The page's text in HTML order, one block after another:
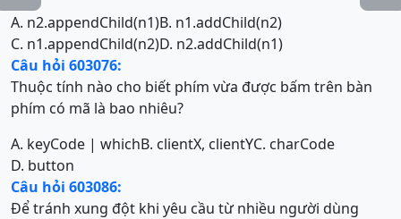
A. n2.appendChild(n1)B. n1.addChild(n2)
C. n1.appendChild(n2)D. n2.addChild(n1)
Câu hỏi 603076:
Thuộc tính nào cho biết phím vừa được bấm trên bàn
phím có mã là bao nhiêu?
A. keyCode | whichB. clientX, clientYC. charCode
D. button
Câu hỏi 603086:
Để tránh xung đột khi yêu cầu từ nhiều người dùng